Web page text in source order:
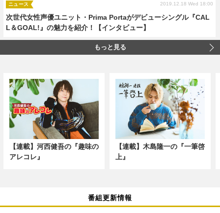
次世代女性声優ユニット・Prima Portaがデビューシングル『CAL
L＆GOAL!』の魅力を紹介！【インタビュー】
ニュース 2019.12.18 Wed 18:00
もっと見る
【連載】河西健吾の『趣味の
アレコレ』
【連載】木島隆一の『一筆啓
上』
番組更新情報